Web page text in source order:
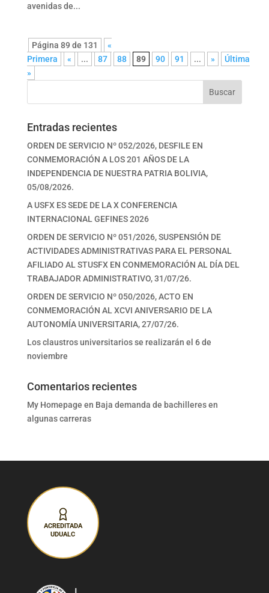
avenidas de...
Página 89 de 131
«
Primera
« ... 87 88 89 90 91 ... »
Última
»
Buscar
Entradas recientes
ORDEN DE SERVICIO Nº 052/2026, DESFILE EN
CONMEMORACIÓN A LOS 201 AÑOS DE LA
INDEPENDENCIA DE NUESTRA PATRIA BOLIVIA,
05/08/2026.
A USFX ES SEDE DE LA X CONFERENCIA
INTERNACIONAL GEFINES 2026
ORDEN DE SERVICIO Nº 051/2026, SUSPENSIÓN DE
ACTIVIDADES ADMINISTRATIVAS PARA EL PERSONAL
AFILIADO AL STUSFX EN CONMEMORACIÓN AL DÍA DEL
TRABAJADOR ADMINISTRATIVO, 31/07/26.
ORDEN DE SERVICIO Nº 050/2026, ACTO EN
CONMEMORACIÓN AL XCVI ANIVERSARIO DE LA
AUTONOMÍA UNIVERSITARIA, 27/07/26.
Los claustros universitarios se realizarán el 6 de
noviembre
Comentarios recientes
My Homepage en Baja demanda de bachilleres en
algunas carreras
ACREDITADA
UDUALC